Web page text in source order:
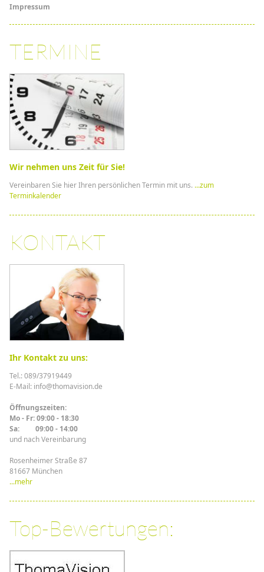
Impressum
TERMINE
Wir nehmen uns Zeit für Sie!
Vereinbaren Sie hier Ihren persönlichen Termin mit uns. ...zum
Terminkalender
KONTAKT
Ihr Kontakt zu uns:
Tel.: 089/37919449
E-Mail: info@thomavision.de
Öffnungszeiten:
Mo - Fr: 09:00 - 18:30
Sa: 09:00 - 14:00
und nach Vereinbarung
Rosenheimer Straße 87
81667 München
...mehr
Top-Bewertungen: